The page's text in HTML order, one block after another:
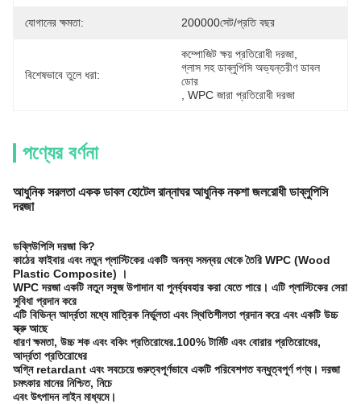
যোগানের ক্ষমতা: 200000সেট/প্রতি বছর
বিশেষভাবে তুলে ধরা:
কম্পোজিট ক্ষয় প্রতিরোধী দরজা
গ্লাস সহ ডাব্লুপিসি অভ্যন্তরীণ ডাবল
ডোর
WPC জারা প্রতিরোধী দরজা
পণ্যের বর্ণনা
আধুনিক সরলতা একক ডাবল হোটেল রান্নাঘর আধুনিক নকশা জলরোধী ডাব্লুপিসি
দরজা
ডব্লিউপিসি দরজা কি?
কাঠের ফাইবার এবং নতুন প্লাস্টিকের একটি অনন্য সমন্বয় থেকে তৈরি WPC (Wood
Plastic Composite) ।
WPC দরজা একটি নতুন সবুজ উপাদান যা পুনর্ব্যবহার করা যেতে পারে। এটি প্লাস্টিকের সেরা
সুবিধা প্রদান করে
এটি বিভিন্ন আর্দ্রতা মধ্যে মাত্রিক নির্ভুলতা এবং স্থিতিশীলতা প্রদান করে এবং একটি উচ্চ
স্ক্রু আছে
ধারণ ক্ষমতা, উচ্চ শক এবং বকিং প্রতিরোধের.100% টার্মিট এবং বোরার প্রতিরোধের,
আর্দ্রতা প্রতিরোধের
অগ্নি retardant এবং সবচেয়ে গুরুত্বপূর্ণভাবে একটি পরিবেশগত বন্ধুত্বপূর্ণ পণ্য। দরজা
চমৎকার মানের নিশ্চিত, নিচে
এবং উৎপাদন লাইন মাধ্যমে।